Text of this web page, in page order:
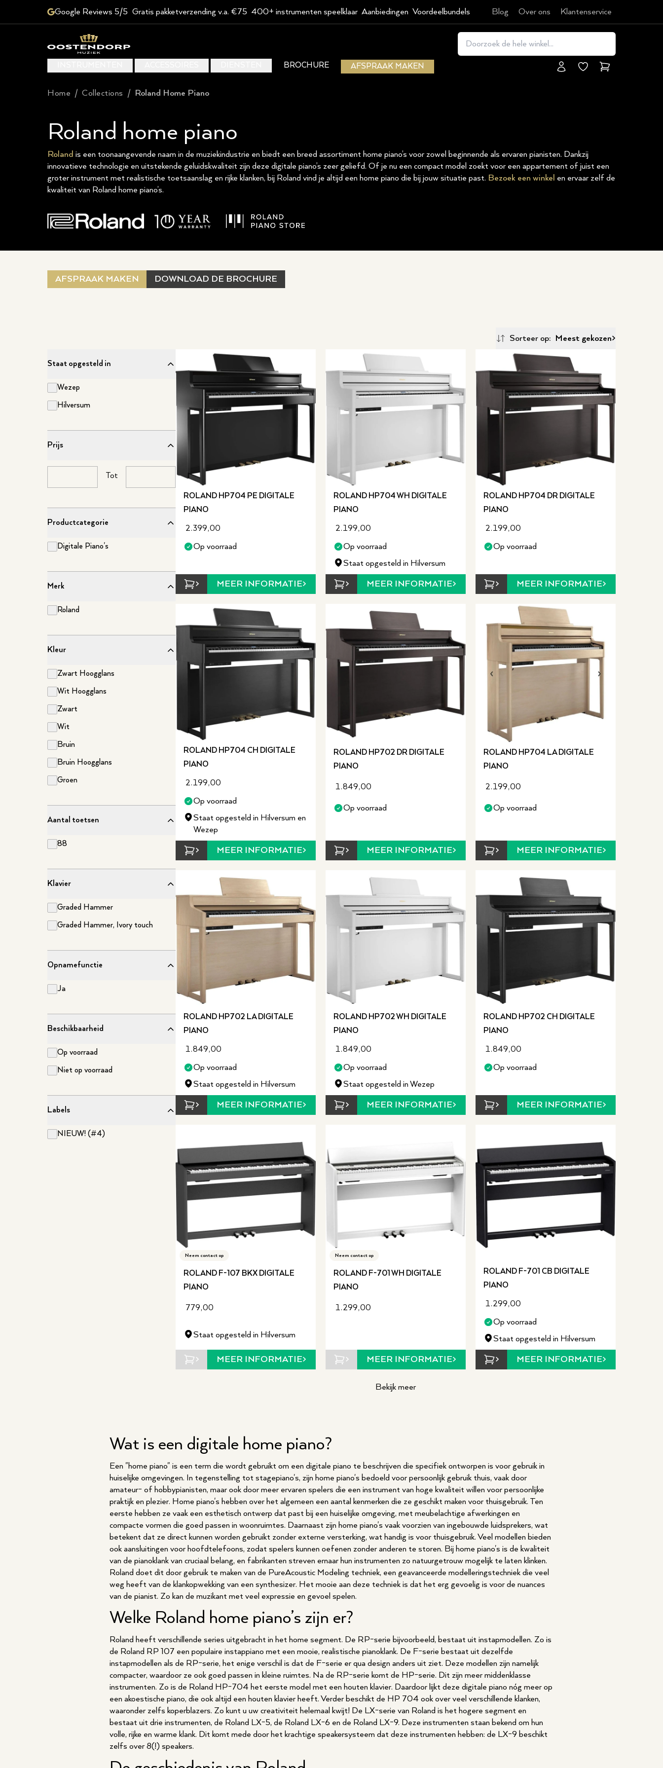
Google Reviews 5/5 Gratis pakketverzending v.a. €75 400+ instrumenten speelklaar Aanbiedingen Voordeelbundels Blog Over ons Klantenservice
BROCHURE AFSPRAAK MAKEN Winkelmand
Home / Collections / Roland Home Piano
Roland home piano
Roland is een toonaangevende naam in de muziekindustrie en biedt een breed assortiment home piano’s voor zowel beginnende als ervaren pianisten. Dankzij
innovatieve technologie en uitstekende geluidskwaliteit zijn deze digitale piano’s zeer geliefd. Of je nu een compact model zoekt voor een appartement of juist een
groter instrument met realistische toetsaanslag en rijke klanken, bij Roland vind je altijd een home piano die bij jouw situatie past. Bezoek een winkel en ervaar zelf de
kwaliteit van Roland home piano’s.
AFSPRAAK MAKEN DOWNLOAD DE BROCHURE
Sorteer op: Meest gekozen
Staat opgesteld in
Wezep
Hilversum
Prijs
Tot
Productcategorie
Digitale Piano's
Merk
Roland
Kleur
Zwart Hoogglans
Wit Hoogglans
Zwart
Wit
Bruin
Bruin Hoogglans
Groen
Aantal toetsen
88
Klavier
Graded Hammer
Graded Hammer, Ivory touch
Opnamefunctie
Ja
Beschikbaarheid
Op voorraad
Niet op voorraad
Labels
NIEUW! (#4)
ROLAND HP704 PE DIGITALE
PIANO
2.399,00
Op voorraad
MEER INFORMATIE
ROLAND HP704 WH DIGITALE
PIANO
2.199,00
Op voorraad
Staat opgesteld in Hilversum
MEER INFORMATIE
ROLAND HP704 DR DIGITALE
PIANO
2.199,00
Op voorraad
MEER INFORMATIE
ROLAND HP704 CH DIGITALE
PIANO
2.199,00
Op voorraad
Staat opgesteld in Hilversum en
Wezep
MEER INFORMATIE
ROLAND HP702 DR DIGITALE
PIANO
1.849,00
Op voorraad
MEER INFORMATIE
ROLAND HP704 LA DIGITALE
PIANO
2.199,00
Op voorraad
MEER INFORMATIE
ROLAND HP702 LA DIGITALE
PIANO
1.849,00
Op voorraad
Staat opgesteld in Hilversum
MEER INFORMATIE
ROLAND HP702 WH DIGITALE
PIANO
1.849,00
Op voorraad
Staat opgesteld in Wezep
MEER INFORMATIE
ROLAND HP702 CH DIGITALE
PIANO
1.849,00
Op voorraad
MEER INFORMATIE
Neem contact op
ROLAND F-107 BKX DIGITALE
PIANO
779,00
Staat opgesteld in Hilversum
MEER INFORMATIE
Neem contact op
ROLAND F-701 WH DIGITALE
PIANO
1.299,00
MEER INFORMATIE
ROLAND F-701 CB DIGITALE
PIANO
1.299,00
Op voorraad
Staat opgesteld in Hilversum
MEER INFORMATIE
Bekijk meer
Wat is een digitale home piano?
Een "home piano" is een term die wordt gebruikt om een digitale piano te beschrijven die specifiek ontworpen is voor gebruik in
huiselijke omgevingen. In tegenstelling tot stagepiano's, zijn home piano's bedoeld voor persoonlijk gebruik thuis, vaak door
amateur- of hobbypianisten, maar ook door meer ervaren spelers die een instrument van hoge kwaliteit willen voor persoonlijke
praktijk en plezier. Home piano's hebben over het algemeen een aantal kenmerken die ze geschikt maken voor thuisgebruik. Ten
eerste hebben ze vaak een esthetisch ontwerp dat past bij een huiselijke omgeving, met meubelachtige afwerkingen en
compacte vormen die goed passen in woonruimtes. Daarnaast zijn home piano's vaak voorzien van ingebouwde luidsprekers, wat
betekent dat ze direct kunnen worden gebruikt zonder externe versterking, wat handig is voor thuisgebruik. Veel modellen bieden
ook aansluitingen voor hoofdtelefoons, zodat spelers kunnen oefenen zonder anderen te storen. Bij home piano's is de kwaliteit
van de pianoklank van cruciaal belang, en fabrikanten streven ernaar hun instrumenten zo natuurgetrouw mogelijk te laten klinken.
Roland doet dit door gebruik te maken van de PureAcoustic Modeling techniek, een geavanceerde modelleringstechniek die veel
weg heeft van de klankopwekking van een synthesizer. Het mooie aan deze techniek is dat het erg gevoelig is voor de nuances
van de pianist. Zo kan de muzikant met veel expressie en gevoel spelen.
Welke Roland home piano’s zijn er?
Roland heeft verschillende series uitgebracht in het home segment. De RP-serie bijvoorbeeld, bestaat uit instapmodellen. Zo is
de Roland RP 107 een populaire instappiano met een mooie, realistische pianoklank. De F-serie bestaat uit dezelfde
instapmodellen als de RP-serie, het enige verschil is dat de F-serie er qua design anders uit ziet. Deze modellen zijn namelijk
compacter, waardoor ze ook goed passen in kleine ruimtes. Na de RP-serie komt de HP-serie. Dit zijn meer middenklasse
instrumenten. Zo is de Roland HP-704 het eerste model met een houten klavier. Daardoor lijkt deze digitale piano nóg meer op
een akoestische piano, die ook altijd een houten klavier heeft. Verder beschikt de HP 704 ook over veel verschillende klanken,
waaronder zelfs koperblazers. Zo kunt u uw creativiteit helemaal kwijt! De LX-serie van Roland is het hogere segment en
bestaat uit drie instrumenten, de Roland LX-5, de Roland LX-6 en de Roland LX-9. Deze instrumenten staan bekend om hun
volle, rijke en warme klank. Dit komt mede door het krachtige speakersysteem dat deze instrumenten hebben: de LX-9 beschikt
zelfs over 8(!) speakers.